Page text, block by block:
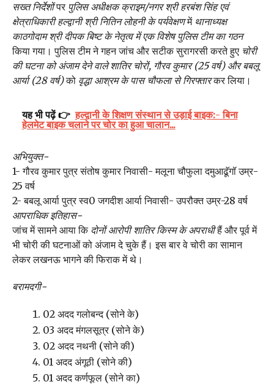
सख्त निर्देशोंपर पुलिस अधीक्षक क्राइम/नगर श्री हरबंश सिंह एवं
क्षेत्राधिकारी हल्द्वानी श्री नितिन लोहनी के पर्यवेक्षणमें थानाध्यक्ष
काठगोदाम श्री दीपक बिष्ट के नेतृत्व में एक विशेष पुलिस टीम का गठन
किया गया। पुलिस टीम ने गहन जांच और सटीक सुरागरसी करते हुए चोरी
की घटना को अंजाम देने वाले शातिर चोरों, गौरव कुमार (25 वर्ष) और बबलू
आर्या (28 वर्ष)को वृद्धा आश्रम के पास चौफला से गिरफ्तारकर लिया।
यह भी पढ़ें 👉 हल्द्वानी के शिक्षण संस्थान से उड़ाई बाइक:- बिना
हेलमेट बाइक चलाने पर चोर का हुआ चालान...
अभियुक्त-
1- गौरव कुमार पुत्र संतोष कुमार निवासी- मलूना चौफुला दमुआढॅूगॉ उम्र-
25 वर्ष
2- बबलू आर्या पुत्र स्व0 जगदीश आर्या निवासी- उपरौक्त उम्र-28 वर्ष
आपराधिक इतिहास-
जांच में सामने आया कि दोनों आरोपी शातिर किस्म के अपराधीहैं और पूर्व में
भी चोरी की घटनाओं को अंजाम दे चुके हैं। इस बार वे चोरी का सामान
लेकर लखनऊ भागने की फिराक में थे।
बरामदगी-
02 अदद गलोबन्द (सोने के)
03 अदद मंगलसूत्र (सोने के)
02 अदद नथनी (सोने की)
01 अदद अंगूठी (सोने की)
01 अदद कर्णफूल (सोने का)